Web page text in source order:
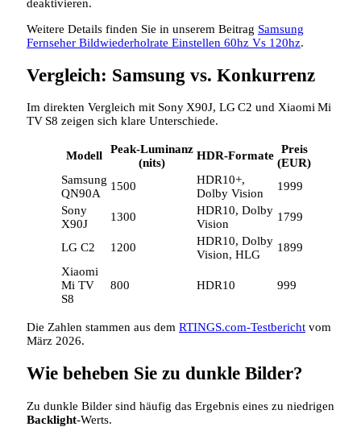
deaktivieren.
Weitere Details finden Sie in unserem Beitrag Samsung
Fernseher Bildwiederholrate Einstellen 60hz Vs 120hz.
Vergleich: Samsung vs. Konkurrenz
Im direkten Vergleich mit Sony X90J, LG C2 und Xiaomi Mi
TV S8 zeigen sich klare Unterschiede.
Modell
Peak‑Luminanz
(nits)
HDR‑Formate Preis
(EUR)
Samsung
QN90A
1500
HDR10+,
Dolby Vision
1999
Sony
X90J
1300
HDR10, Dolby
Vision
1799
LG C2 1200
HDR10, Dolby
Vision, HLG
1899
Xiaomi
Mi TV
S8
800 HDR10 999
Die Zahlen stammen aus dem RTINGS.com‑Testbericht vom
März 2026.
Wie beheben Sie zu dunkle Bilder?
Zu dunkle Bilder sind häufig das Ergebnis eines zu niedrigen
Backlight-Werts.